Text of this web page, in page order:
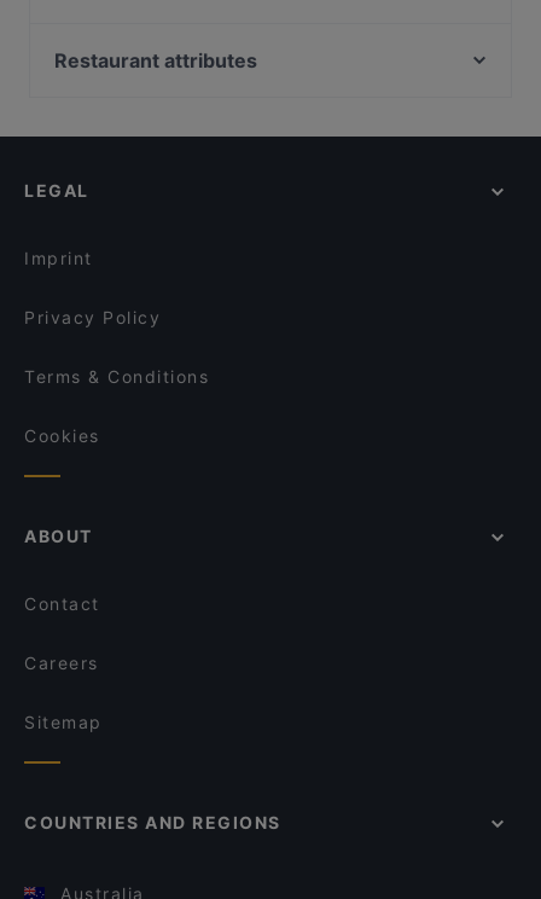
Konstan Möljä
Ristorante Mirella
Kissakahvila Helkatti
Il Centro - Scandic Helsinki Hub
Relove Freda
Restaurant attributes
English Speaking Restaurants in Helsinki
LEGAL
Imprint
Privacy Policy
Terms & Conditions
Cookies
ABOUT
Contact
Careers
Sitemap
COUNTRIES AND REGIONS
Australia